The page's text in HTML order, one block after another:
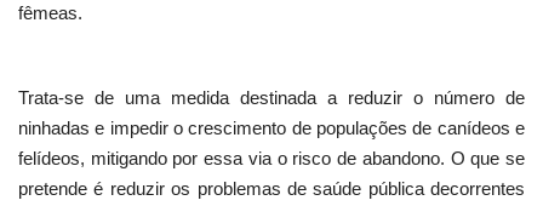
fêmeas.
Trata-se de uma medida destinada a reduzir o número de
ninhadas e impedir o crescimento de populações de canídeos e
felídeos, mitigando por essa via o risco de abandono. O que se
pretende é reduzir os problemas de saúde pública decorrentes